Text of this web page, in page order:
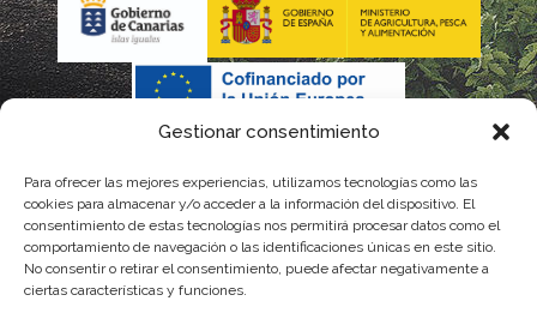
Gestionar consentimiento
Para ofrecer las mejores experiencias, utilizamos tecnologías como las
cookies para almacenar y/o acceder a la información del dispositivo. El
consentimiento de estas tecnologías nos permitirá procesar datos como el
comportamiento de navegación o las identificaciones únicas en este sitio.
No consentir o retirar el consentimiento, puede afectar negativamente a
ciertas características y funciones.
La gestión de la DOP Lanzarote realizada por este Consejo
Regulador es financiada, parcialmente, por el Gobierno de
Canarias